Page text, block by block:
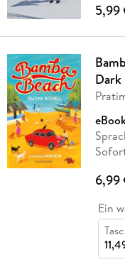
5,99
Dark
6,99
Ein